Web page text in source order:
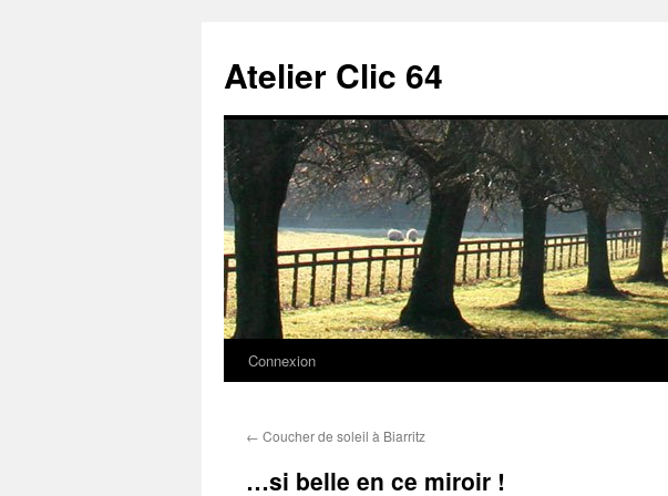
contenu
Atelier Clic 64
Connexion
← Coucher de soleil à Biarritz
…si belle en ce miroir !